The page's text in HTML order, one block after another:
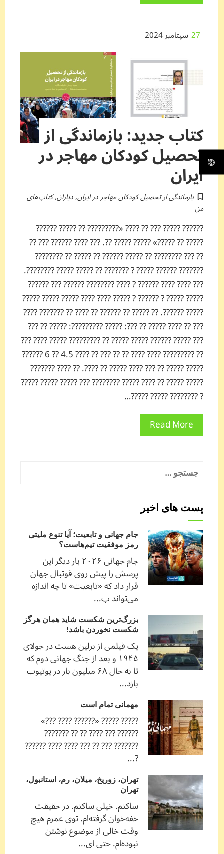
27سپتامبر 2024
کتاب جدید: بازماندگی از
تحصیل کودکان مهاجر در
ایران
بازماندگی از تحصیل کودکان مهاجر در ایران,دیاران,کتاب‌های
من
?????? ????? ??? ?? ???? «????????? ?? ????? ??????
????? ?? ?????» ????? ????? ??. ??? ???? ?????? ??? ??
?? ??? ???????? ?? ????? ?????? ?? ????? ?? ????????
??????? ?????? ????? ? ??????? ?? ????? ????? ????????.
??? ???? ???? ?????? ? ???? ???????? ?????? ??? ??????
????? ????? ? ?????? ? ????? ???? ???? ????? ????? ?????
????? ??????. ?? ????? ?? ?????? ?? ???? ?? ??????? ????
??? ?? ???? ????? ?? ???: ????? ?????????: ????? ?? ???
??? ????? ?????? ????? ????? ?? ????????? ????? ???? ???
?? ????????? ???? ???? ?? ?? ??? ?? ???? 4.5 ?? 6 ??????
????? ????? ?? ??? ???? ????? ?? ????. ?? ???? ???????
????? ????? ?? ???? ????? ???????? ??? ????? ????? ?????
? ???????? ????? ?????…
Read More
پست های اخیر
جام جهانی و تابعیت؛ آیا تنوع ملیتی
رمز موفقیت تیم‌هاست؟
جام جهانی ۲۰۲۶ بار دیگر این
پرسش را پیش روی فوتبال جهان
قرار داد که «تابعیت» تا چه اندازه
می‌تواند ب...
بزرگ‌ترین شکست شاید همان هرگز
شکست نخوردن باشد!
یک فیلمی از برلین هست در جولای
۱۹۴۵ و بعد از جنگ جهانی دوم که
تا به حال ۶۸ میلیون بار در یوتیوب
بازد...
مهمانی تمام است
????? ????? «?????? ???? ???»
?????? ??? ???? ?? ?? ???????
??????? ??? ?? ??? ???? ???? ??????
?...
تهران، زوریخ، میلان، رم، استانبول،
تهران
ساکتم. خیلی ساکتم. در حقیقت
خفه‌خوان گرفته‌ام. توی عمرم هیچ
وقت خالی از موضوع نوشتن
نبوده‌ام. حتی ای...